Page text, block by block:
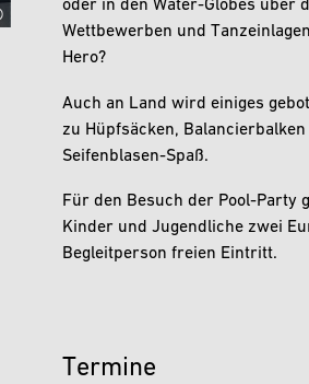
oder in den Water-Globes über
Wettbewerben und
Hero?
Auch an Land wird einiges
zu Hüpfsäcken,
Seifenblasen-Spaß.
Für den Besuch der Pool-Party
Kinder und Jugendliche zwei
Begleitperson freien Eintritt.
Termine